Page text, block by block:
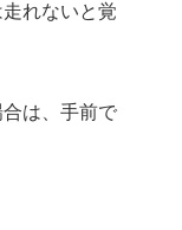
れないと覚
は、手前で